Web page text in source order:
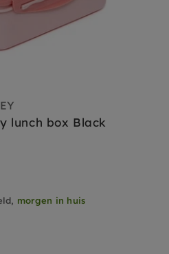
lunch box Black
morgen in huis